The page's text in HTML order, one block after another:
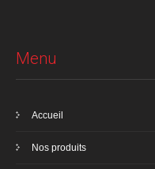
Menu
Accueil
Nos produits